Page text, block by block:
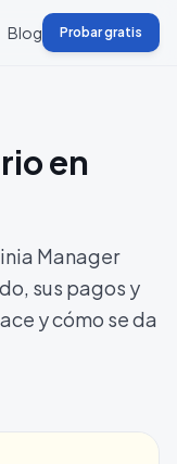
Blog Probar gratis
en
Manager
sus pagos y
y cómo se da